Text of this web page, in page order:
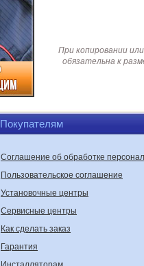
При копировании
обязательна к
Покупателям
Соглашение об обработке
Пользовательское соглашение
Установочные центры
Сервисные центры
Как сделать заказ
Гарантия